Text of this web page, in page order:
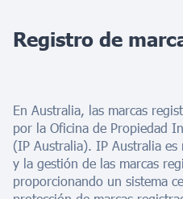
Registro de
En Australia, las marcas
por la Oficina de Propiedad
(IP Australia). IP Australia
y la gestión de las marcas
proporcionando un sistema